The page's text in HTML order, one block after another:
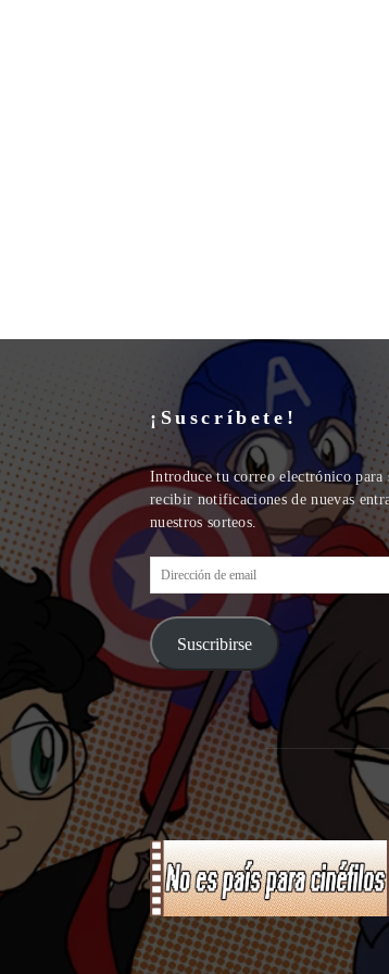
¡Suscríbete!
Introduce tu correo electrónico para
recibir notificaciones de nuevas
nuestros sorteos.
Dirección
de
email
Suscribirse